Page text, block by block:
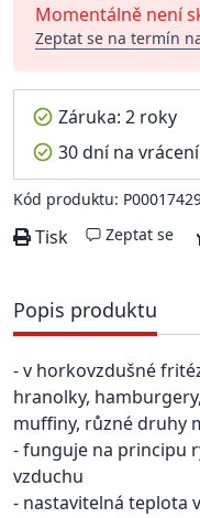
Momentálně není
Zeptat se na termín
Záruka: 2 roky
30 dní na
Kód produktu:
Tisk Zeptat se
Popis produktu
- v horkovzdušné
hranolky,
muffiny, různé druhy
- funguje na principu
vzduchu
- nastavitelná teplota